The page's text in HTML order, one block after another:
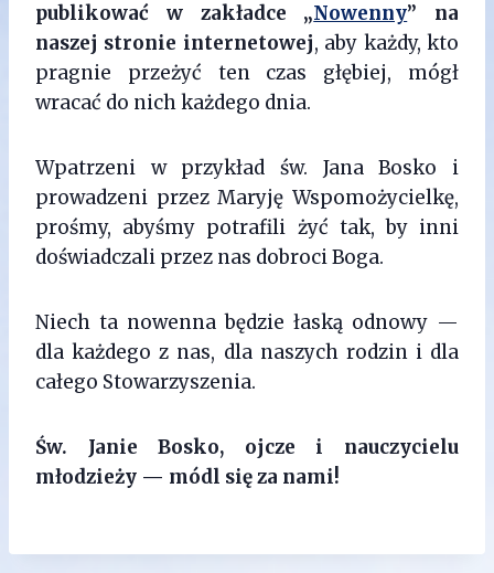
publikować w zakładce „Nowenny” na
naszej stronie internetowej, aby każdy, kto
pragnie przeżyć ten czas głębiej, mógł
wracać do nich każdego dnia.
Wpatrzeni w przykład św. Jana Bosko i
prowadzeni przez Maryję Wspomożycielkę,
prośmy, abyśmy potrafili żyć tak, by inni
doświadczali przez nas dobroci Boga.
Niech ta nowenna będzie łaską odnowy —
dla każdego z nas, dla naszych rodzin i dla
całego Stowarzyszenia.
Św. Janie Bosko, ojcze i nauczycielu
młodzieży — módl się za nami!